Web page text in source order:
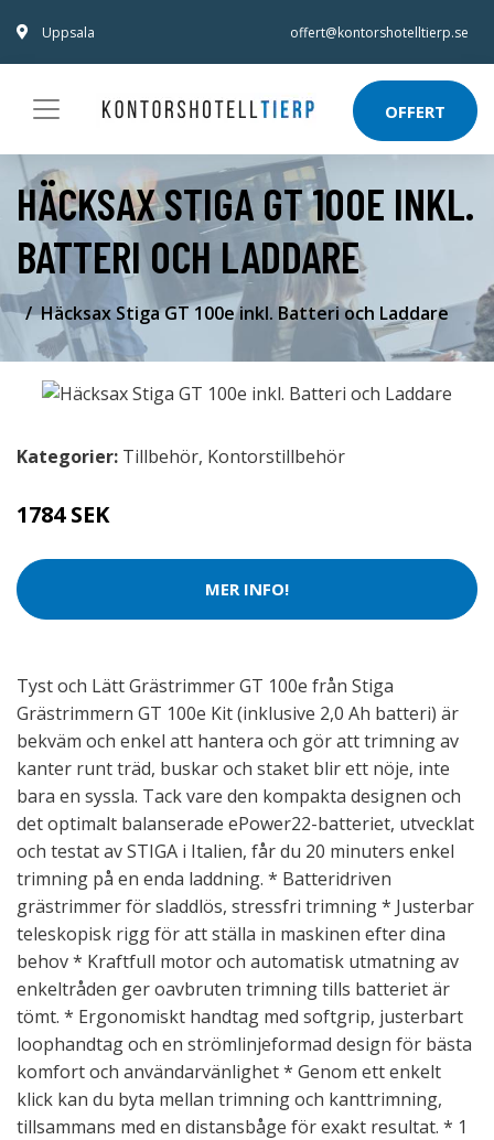
Uppsala offert@kontorshotelltierp.se
OFFERT
HÄCKSAX STIGA GT 100E INKL.
BATTERI OCH LADDARE
Häcksax Stiga GT 100e inkl. Batteri och Laddare
Kategorier: Tillbehör, Kontorstillbehör
1784 SEK
MER INFO!
Tyst och Lätt Grästrimmer GT 100e från Stiga
Grästrimmern GT 100e Kit (inklusive 2,0 Ah batteri) är
bekväm och enkel att hantera och gör att trimning av
kanter runt träd, buskar och staket blir ett nöje, inte
bara en syssla. Tack vare den kompakta designen och
det optimalt balanserade ePower22-batteriet, utvecklat
och testat av STIGA i Italien, får du 20 minuters enkel
trimning på en enda laddning. * Batteridriven
grästrimmer för sladdlös, stressfri trimning * Justerbar
teleskopisk rigg för att ställa in maskinen efter dina
behov * Kraftfull motor och automatisk utmatning av
enkeltråden ger oavbruten trimning tills batteriet är
tömt. * Ergonomiskt handtag med softgrip, justerbart
loophandtag och en strömlinjeformad design för bästa
komfort och användarvänlighet * Genom ett enkelt
klick kan du byta mellan trimning och kanttrimning,
tillsammans med en distansbåge för exakt resultat. * 1